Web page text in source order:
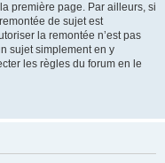
première page. Par ailleurs, si
de sujet est
la remontée n’est pas
sujet simplement en y
les règles du forum en le